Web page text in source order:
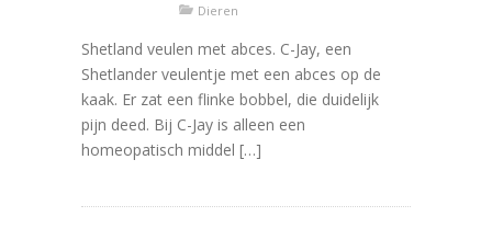
Dieren
Shetland veulen met abces. C-Jay, een
Shetlander veulentje met een abces op de
kaak. Er zat een flinke bobbel, die duidelijk
pijn deed. Bij C-Jay is alleen een
homeopatisch middel […]